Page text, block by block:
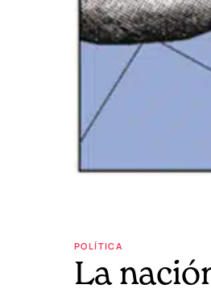
POLÍTICA
La